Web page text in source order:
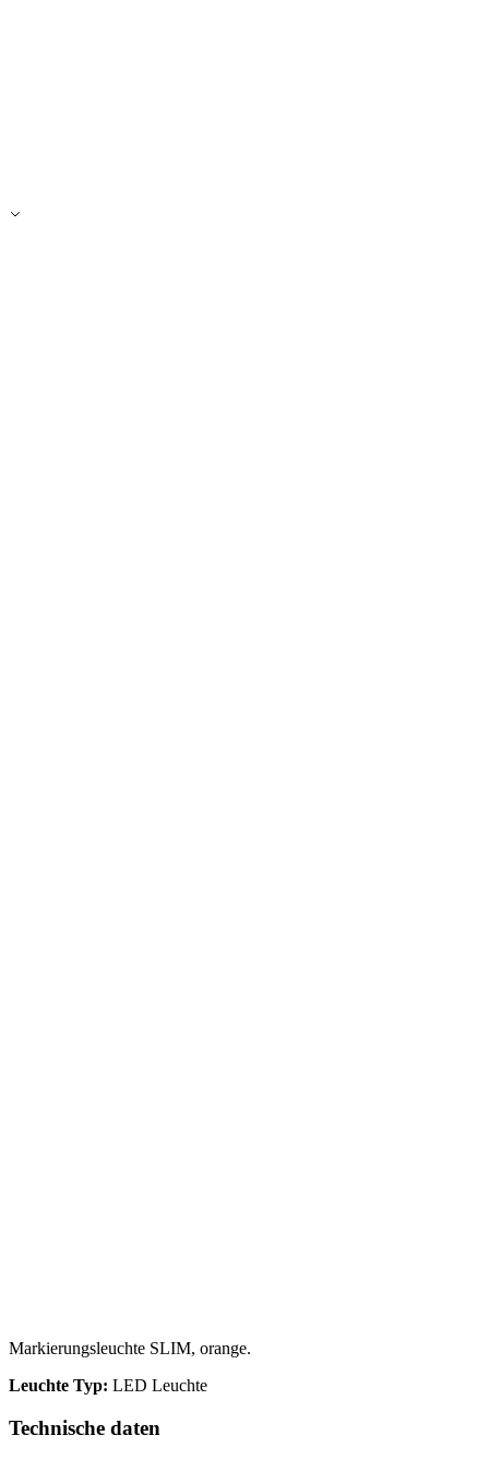
Markierungsleuchte SLIM, orange.
Leuchte Typ: LED Leuchte
Technische daten